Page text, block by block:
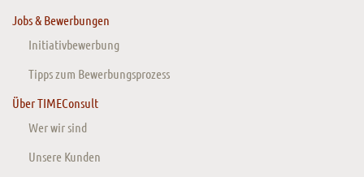
Jobs & Bewerbungen
Initiativbewerbung
Tipps zum Bewerbungsprozess
Über TIMEConsult
Wer wir sind
Unsere Kunden